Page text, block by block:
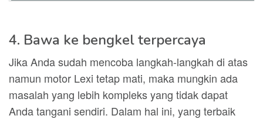
4. Bawa ke bengkel terpercaya
Jika Anda sudah mencoba langkah-langkah di atas
namun motor Lexi tetap mati, maka mungkin ada
masalah yang lebih kompleks yang tidak dapat
Anda tangani sendiri. Dalam hal ini, yang terbaik